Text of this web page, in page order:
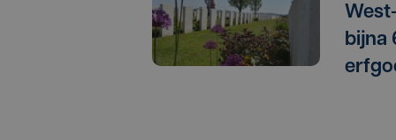
bijna